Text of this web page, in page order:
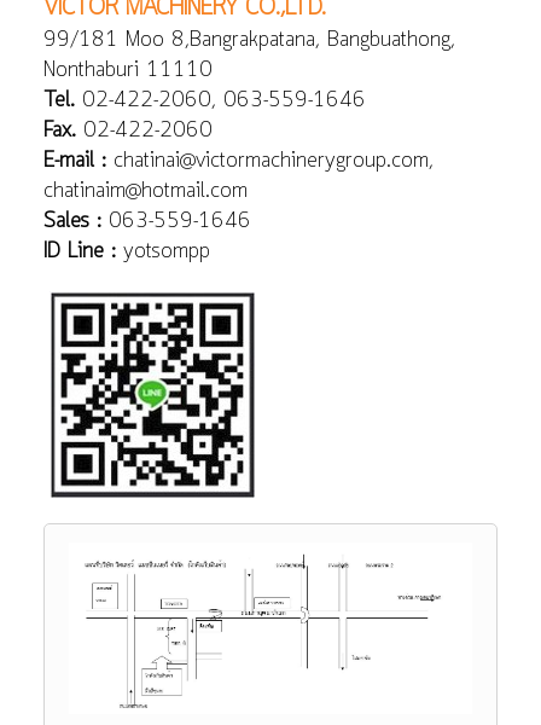
VICTOR MACHINERY CO.,LTD.
99/181 Moo 8,Bangrakpatana, Bangbuathong,
Nonthaburi 11110
Tel. 02-422-2060, 063-559-1646
Fax. 02-422-2060
E-mail : chatinai@victormachinerygroup.com,
chatinaim@hotmail.com
Sales : 063-559-1646
ID Line : yotsompp